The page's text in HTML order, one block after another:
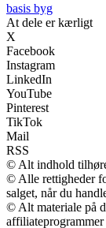
basis byg
At dele er kærligt
X
Facebook
Instagram
LinkedIn
YouTube
Pinterest
TikTok
Mail
RSS
© Alt indhold
© Alle rettigheder
salget, når du
© Alt materiale på